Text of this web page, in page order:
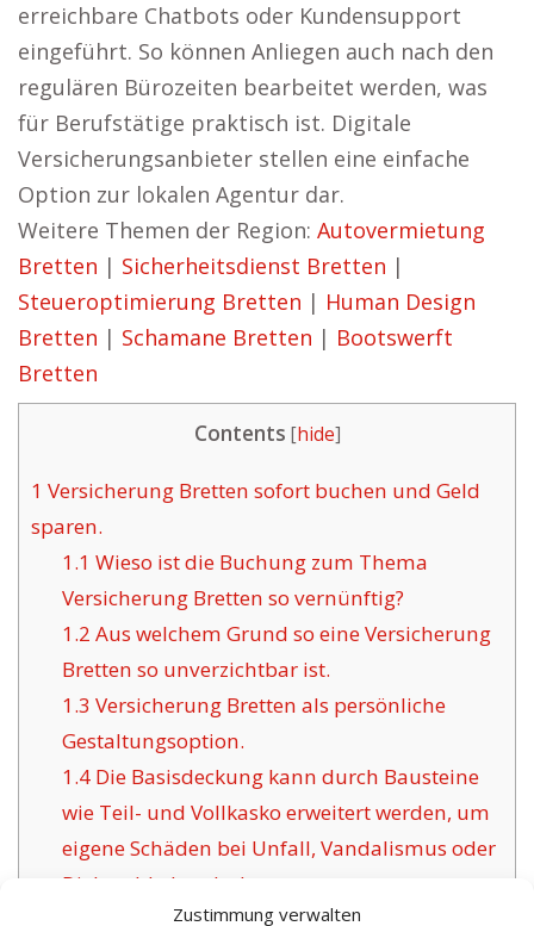
Zustimmung verwalten
erreichbare Chatbots oder Kundensupport
eingeführt. So können Anliegen auch nach den
regulären Bürozeiten bearbeitet werden, was
für Berufstätige praktisch ist. Digitale
Versicherungsanbieter stellen eine einfache
Option zur lokalen Agentur dar.
Weitere Themen der Region: Autovermietung
Bretten | Sicherheitsdienst Bretten |
Steueroptimierung Bretten | Human Design
Bretten | Schamane Bretten | Bootswerft
Bretten
Contents [hide]
1 Versicherung Bretten sofort buchen und Geld
sparen.
1.1 Wieso ist die Buchung zum Thema
Versicherung Bretten so vernünftig?
1.2 Aus welchem Grund so eine Versicherung
Bretten so unverzichtbar ist.
1.3 Versicherung Bretten als persönliche
Gestaltungsoption.
1.4Die Basisdeckung kann durch Bausteine
wie Teil- und Vollkasko erweitert werden, um
eigene Schäden bei Unfall, Vandalismus oder
Diebstahl abzudecken.
Die Herausforderung gängiger Versicherer